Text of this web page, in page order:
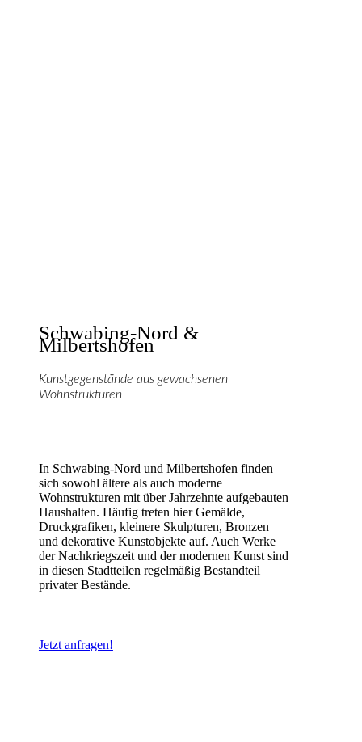
Schwabing-Nord &
Milbertshofen
Kunstgegenstände aus gewachsenen
Wohnstrukturen
In Schwabing-Nord und Milbertshofen finden
sich sowohl ältere als auch moderne
Wohnstrukturen mit über Jahrzehnte aufgebauten
Haushalten. Häufig treten hier Gemälde,
Druckgrafiken, kleinere Skulpturen, Bronzen
und dekorative Kunstobjekte auf. Auch Werke
der Nachkriegszeit und der modernen Kunst sind
in diesen Stadtteilen regelmäßig Bestandteil
privater Bestände.
Jetzt anfragen!